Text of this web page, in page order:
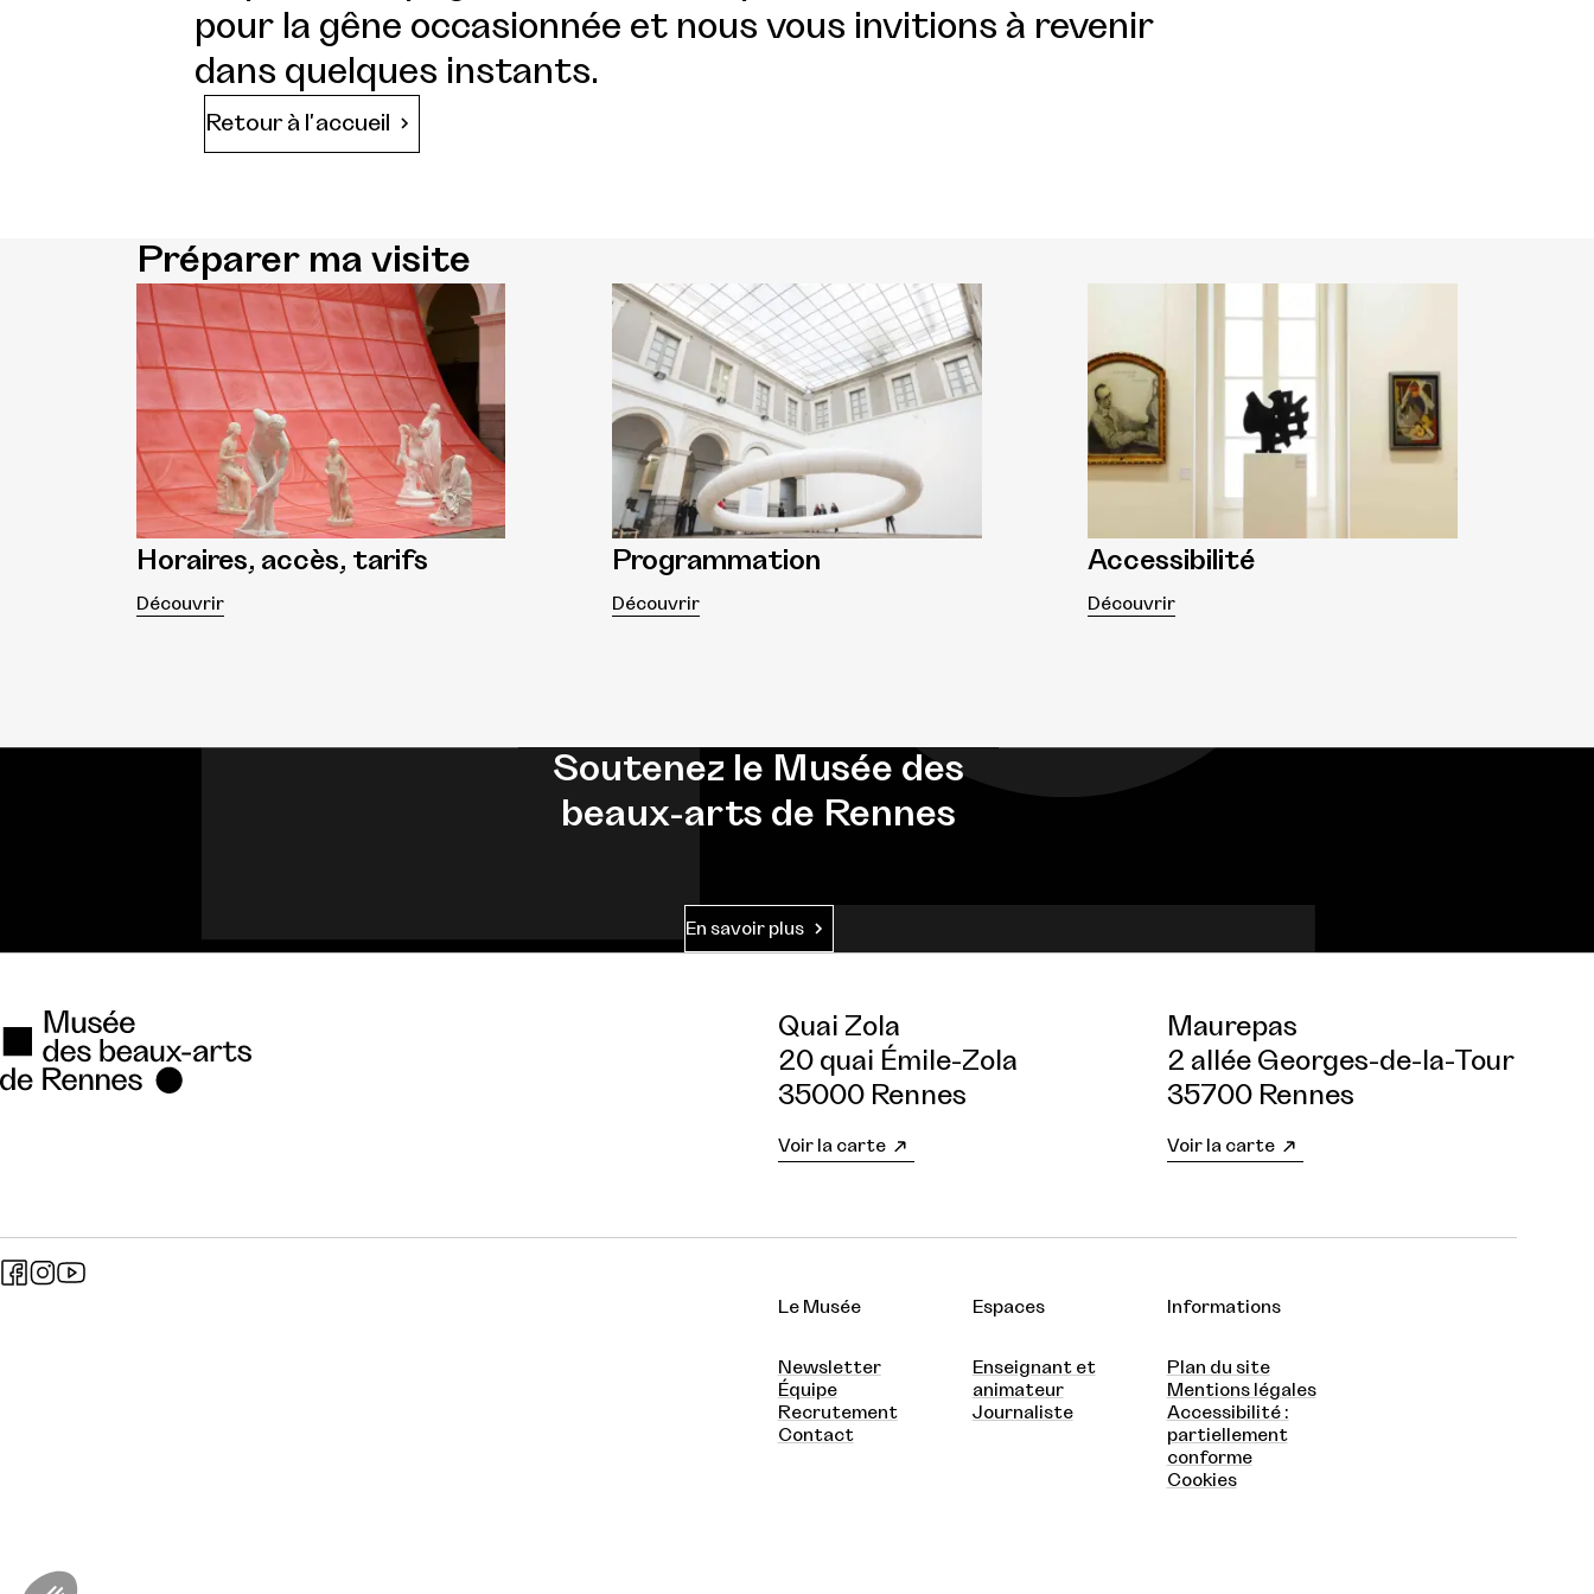
pour la gêne occasionnée et nous vous invitions à revenir
dans quelques instants.
Retour à l'accueil
Préparer ma visite
Horaires, accès, tarifs
Découvrir
Programmation
Découvrir
Accessibilité
Découvrir
Soutenez le Musée des
beaux-arts de Rennes
En savoir plus
Quai Zola
20 quai Émile-Zola
35000 Rennes
Voir la carte
Maurepas
2 allée Georges-de-la-Tour
35700 Rennes
Voir la carte
Le Musée
Newsletter
Équipe
Recrutement
Contact
Espaces
Enseignant et
animateur
Journaliste
Informations
Plan du site
Mentions légales
Accessibilité :
partiellement
conforme
Cookies